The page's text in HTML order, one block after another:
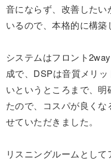
音にならず、改善した
いるので、本格的に構築
システムはフロント
成で、DSPは音質メリ
いというところまで、
たので、コスパが良く
せていただきました。
リスニングルームとし